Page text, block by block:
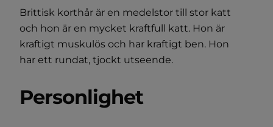
Brittisk korthår är en medelstor till stor katt
och hon är en mycket kraftfull katt. Hon är
kraftigt muskulös och har kraftigt ben. Hon
har ett rundat, tjockt utseende.
Personlighet